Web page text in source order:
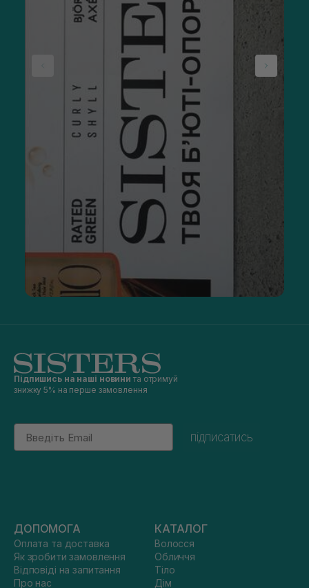
Підпишись на наші новини та отримуй
знижку 5% на перше замовлення
Email
підписатись
ДОПОМОГА
Оплата та доставка
Як зробити замовлення
Відповіді на запитання
Про нас
КАТАЛОГ
Волосся
Обличчя
Тіло
Дім